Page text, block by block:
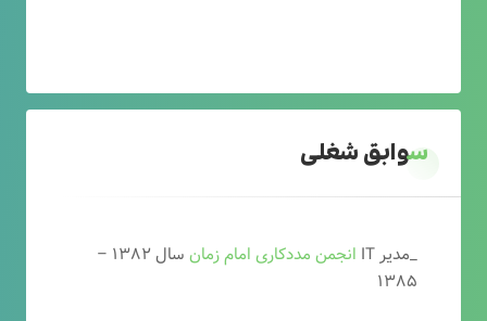
سوابق شغلی
_مدیر IT انجمن مددکاری امام زمان
سال ۱۳۸۲ –
۱۳۸۵